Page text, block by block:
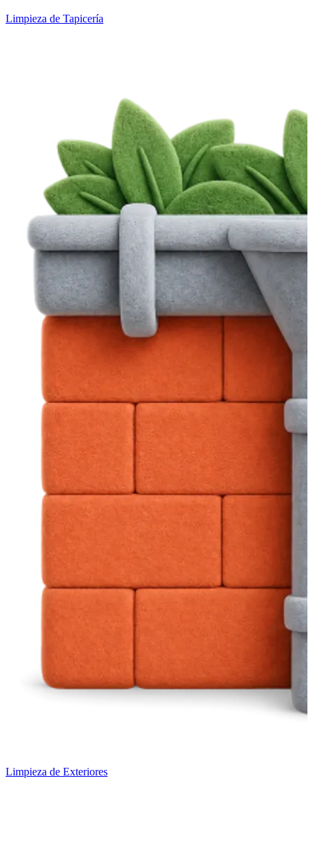
Limpieza de Tapicería
Limpieza de Exteriores